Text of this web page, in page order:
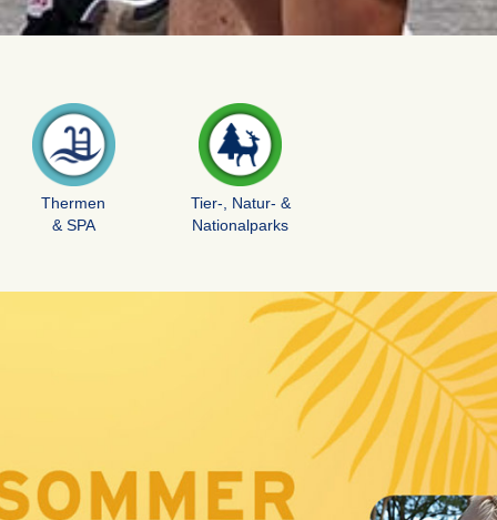
Thermen
& SPA
Tier-, Natur- &
Nationalparks